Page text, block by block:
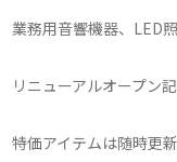
業務用音響機器、LED
リニューアルオープン
特価アイテムは随時更